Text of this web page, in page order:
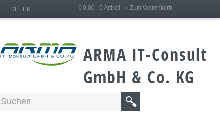
€ 0.00 0 Artikel » Zum Warenkorb
DE EN
ARMA IT-Consult
GmbH & Co. KG